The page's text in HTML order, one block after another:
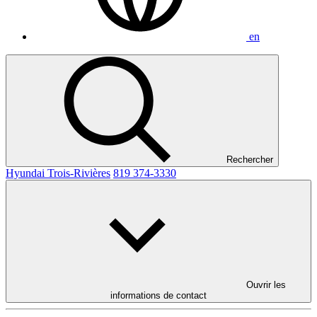
en
Rechercher
Hyundai Trois-Rivières 819 374-3330
Ouvrir les
informations de contact